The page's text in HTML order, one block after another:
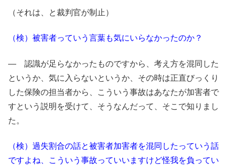
（それは、と裁判官が制止）
（検）被害者っていう言葉も気にいらなかったのか？
― 認識が足らなかったものですから、考え方を混同した
というか、気に入らないというか、その時は正直びっくり
した保険の担当者から、こういう事故はあなたが加害者で
すという説明を受けて、そうなんだって、そこで知りまし
た。
（検）過失割合の話と被害者加害者を混同したっていう話
ですよね、こういう事故っていいますけど怪我を負ってい